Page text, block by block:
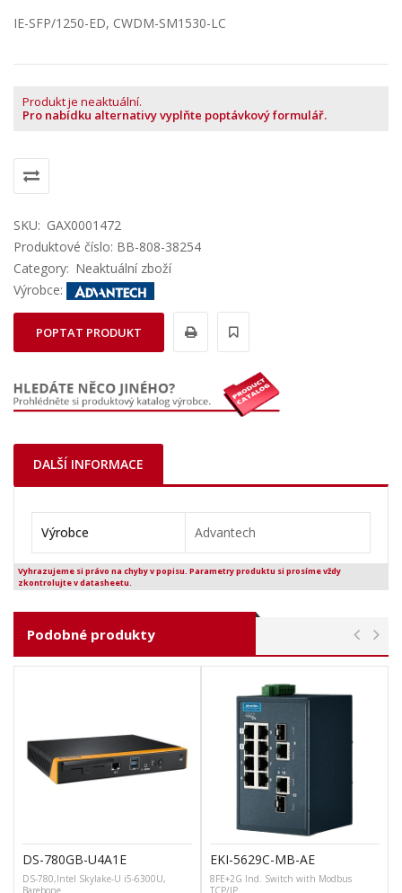
IE-SFP/1250-ED, CWDM-SM1530-LC
Produkt je neaktuální.
Pro nabídku alternativy vyplňte poptávkový formulář.
SKU: GAX0001472
Produktové číslo: BB-808-38254
Category: Neaktuální zboží
Výrobce:
POPTAT PRODUKT
DALŠÍ INFORMACE
Výrobce Advantech
Vyhrazujeme si právo na chyby v popisu. Parametry produktu si prosíme vždy
zkontrolujte v datasheetu.
Podobné produkty
DS-780GB-U4A1E
DS-780,Intel Skylake-U i5-6300U,
EKI-5629C-MB-AE
8FE+2G Ind. Switch with Modbus